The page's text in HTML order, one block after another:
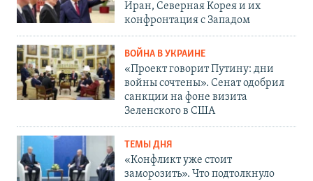
Иран, Северная Корея и их
конфронтация с Западом
ВОЙНА В УКРАИНЕ
«Проект говорит Путину: дни
войны сочтены». Сенат одобрил
санкции на фоне визита
Зеленского в США
ТЕМЫ ДНЯ
«Конфликт уже стоит
заморозить». Что подтолкнуло